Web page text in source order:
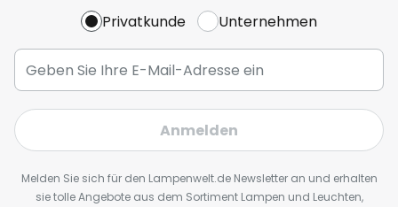
Privatkunde Unternehmen
Anmelden
Melden Sie sich für den Lampenwelt.de Newsletter an und erhalten
sie tolle Angebote aus dem Sortiment Lampen und Leuchten,